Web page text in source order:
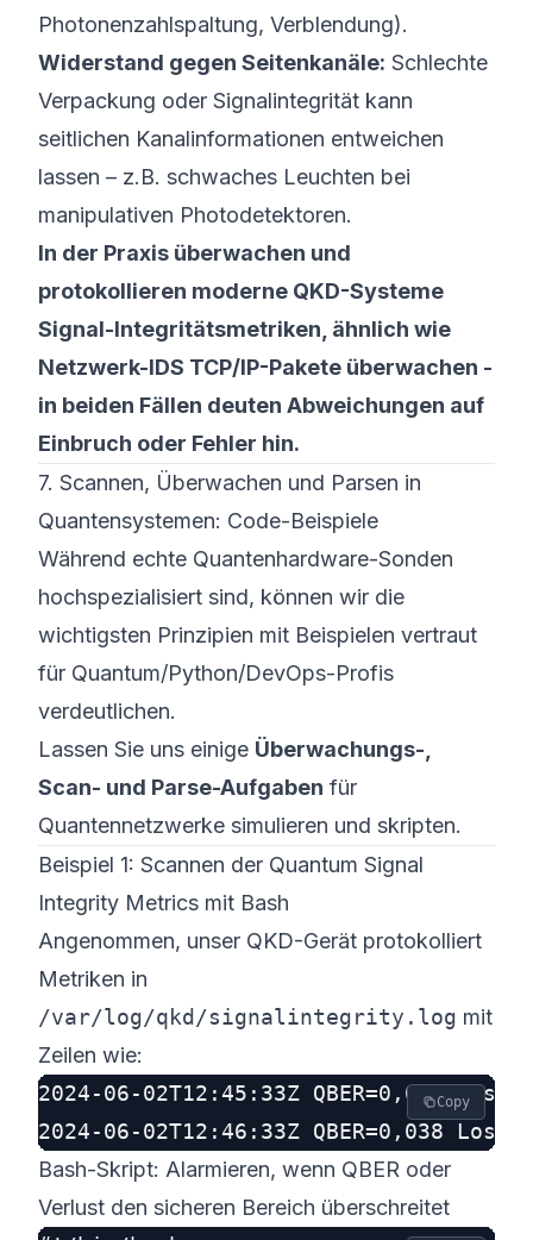
Photonenzahlspaltung, Verblendung).
Widerstand gegen Seitenkanäle: Schlechte
Verpackung oder Signalintegrität kann
seitlichen Kanalinformationen entweichen
lassen – z.B. schwaches Leuchten bei
manipulativen Photodetektoren.
In der Praxis überwachen und
protokollieren moderne QKD-Systeme
Signal-Integritätsmetriken, ähnlich wie
Netzwerk-IDS TCP/IP-Pakete überwachen -
in beiden Fällen deuten Abweichungen auf
Einbruch oder Fehler hin.
7. Scannen, Überwachen und Parsen in
Quantensystemen: Code-Beispiele
Während echte Quantenhardware-Sonden
hochspezialisiert sind, können wir die
wichtigsten Prinzipien mit Beispielen vertraut
für Quantum/Python/DevOps-Profis
verdeutlichen.
Lassen Sie uns einige Überwachungs-,
Scan- und Parse-Aufgaben für
Quantennetzwerke simulieren und skripten.
Beispiel 1: Scannen der Quantum Signal
Integrity Metrics mit Bash
Angenommen, unser QKD-Gerät protokolliert
Metriken in
/var/log/qkd/signalintegrity.log mit
Zeilen wie:
2024-06-02T12:45:33Z QBER=0,012
Copy
Bash-Skript: Alarmieren, wenn QBER oder
Verlust den sicheren Bereich überschreitet